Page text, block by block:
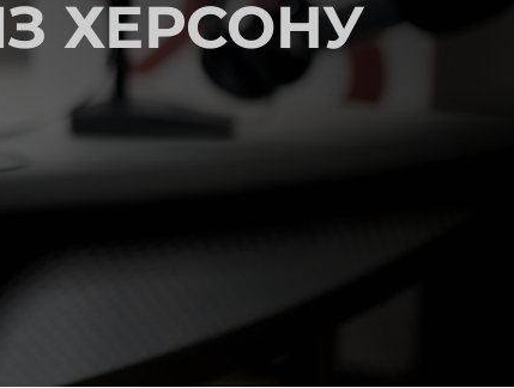
ХЕРСОНУ